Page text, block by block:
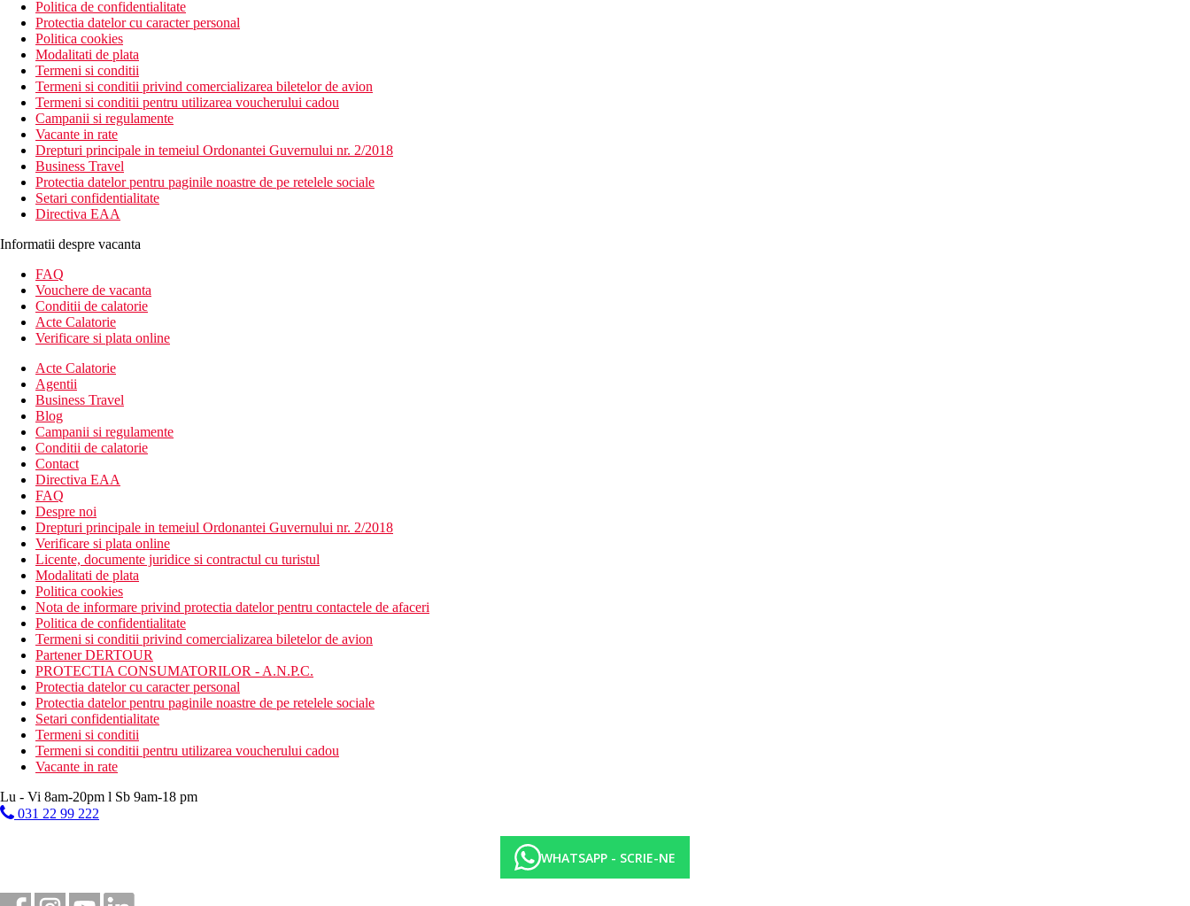
Politica de confidentialitate
Protectia datelor cu caracter personal
Politica cookies
Modalitati de plata
Termeni si conditii
Termeni si conditii privind comercializarea biletelor de avion
Termeni si conditii pentru utilizarea voucherului cadou
Campanii si regulamente
Vacante in rate
Drepturi principale in temeiul Ordonantei Guvernului nr. 2/2018
Business Travel
Protectia datelor pentru paginile noastre de pe retelele sociale
Setari confidentialitate
Directiva EAA
Informatii despre vacanta
FAQ
Vouchere de vacanta
Conditii de calatorie
Acte Calatorie
Verificare si plata online
Acte Calatorie
Agentii
Business Travel
Blog
Campanii si regulamente
Conditii de calatorie
Contact
Directiva EAA
FAQ
Despre noi
Drepturi principale in temeiul Ordonantei Guvernului nr. 2/2018
Verificare si plata online
Licente, documente juridice si contractul cu turistul
Modalitati de plata
Politica cookies
Nota de informare privind protectia datelor pentru contactele de afaceri
Politica de confidentialitate
Termeni si conditii privind comercializarea biletelor de avion
Partener DERTOUR
PROTECTIA CONSUMATORILOR - A.N.P.C.
Protectia datelor cu caracter personal
Protectia datelor pentru paginile noastre de pe retelele sociale
Setari confidentialitate
Termeni si conditii
Termeni si conditii pentru utilizarea voucherului cadou
Vacante in rate
Lu - Vi 8am-20pm l Sb 9am-18 pm
031 22 99 222
WHATSAPP - SCRIE-NE